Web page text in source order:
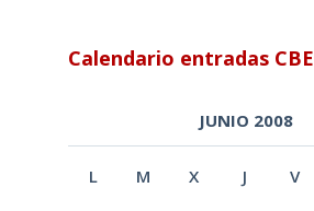
Calendario entradas CBE
JUNIO 2008
L M X J V